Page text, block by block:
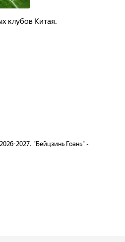
клубов Китая.
2027. "Бейцзинь Гоань" -